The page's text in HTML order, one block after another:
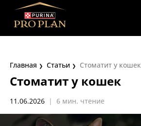
Главная Статьи Стоматит у кошек
Стоматит у кошек
11.06.2026 | 6 мин. чтение